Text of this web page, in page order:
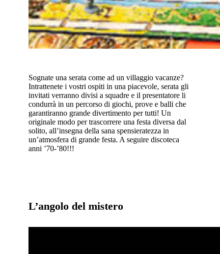
Sognate una serata come ad un villaggio vacanze?
Intrattenete i vostri ospiti in una piacevole, serata gli
invitati verranno divisi a squadre e il presentatore li
condurrà in un percorso di giochi, prove e balli che
garantiranno grande divertimento per tutti! Un
originale modo per trascorrere una festa diversa dal
solito, all’insegna della sana spensieratezza in
un’atmosfera di grande festa. A seguire discoteca
anni ’70-’80!!!
L’angolo del mistero